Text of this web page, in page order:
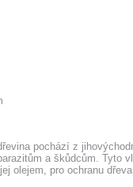
pochází z
a škůdcům.
olejem, pro ochranu